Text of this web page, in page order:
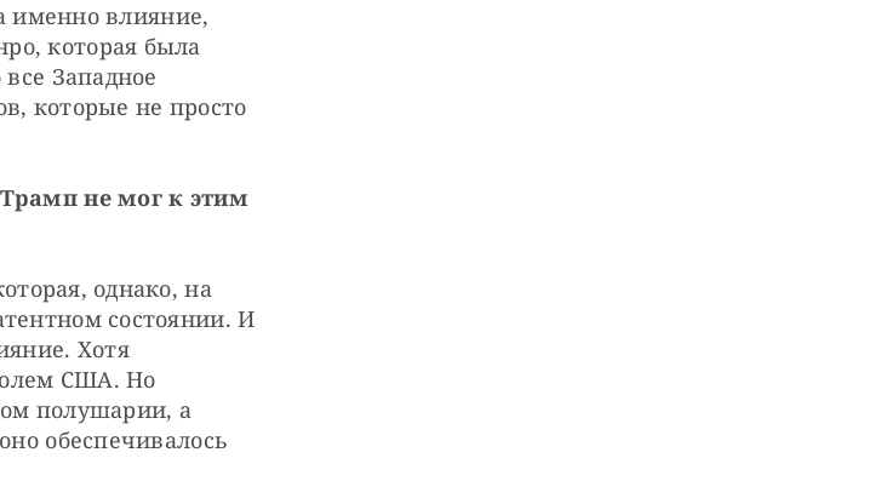
именно влияние,
которая была
Западное
которые не просто
не мог к этим
однако, на
состоянии. И
Хотя
США. Но
полушарии, а
обеспечивалось